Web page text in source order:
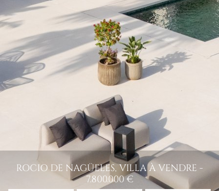
ROCIO DE NAGÜELES, VILLA À VENDRE -
7.800.000 €